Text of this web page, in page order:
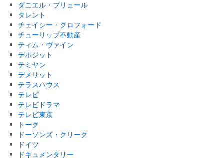
ダニエル・ブリュール
タレント
チェイシー・クロフォード
チューリップ不動産
ティム・ヴァイン
デポジット
テミヤン
デメリット
テラスハウス
テレビ
テレビドラマ
テレビ東京
トーク
ドーソンズ・クリーク
ドイツ
ドキュメンタリー